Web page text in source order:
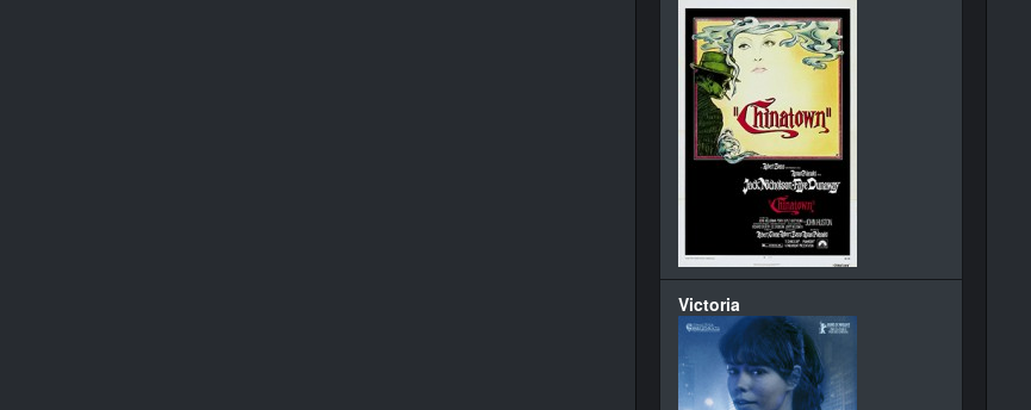
Victoria